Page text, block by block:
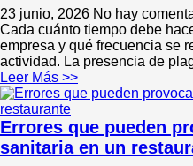
23 junio, 2026 No hay
Cada cuánto tiempo debe
empresa y qué frecuencia se
actividad. La presencia de
Leer Más >>
Errores que pueden
sanitaria en un